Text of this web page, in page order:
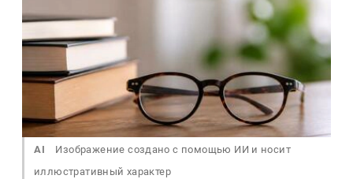
AI
Изображение создано с помощью ИИ и носит
иллюстративный характер